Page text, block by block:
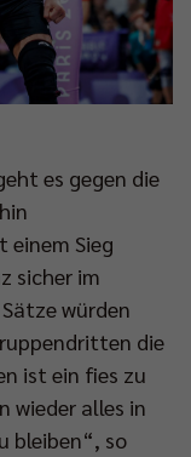
es gegen die
einem Sieg
sicher im
würden
die
ist ein fies zu
wieder alles in
bleiben“, so